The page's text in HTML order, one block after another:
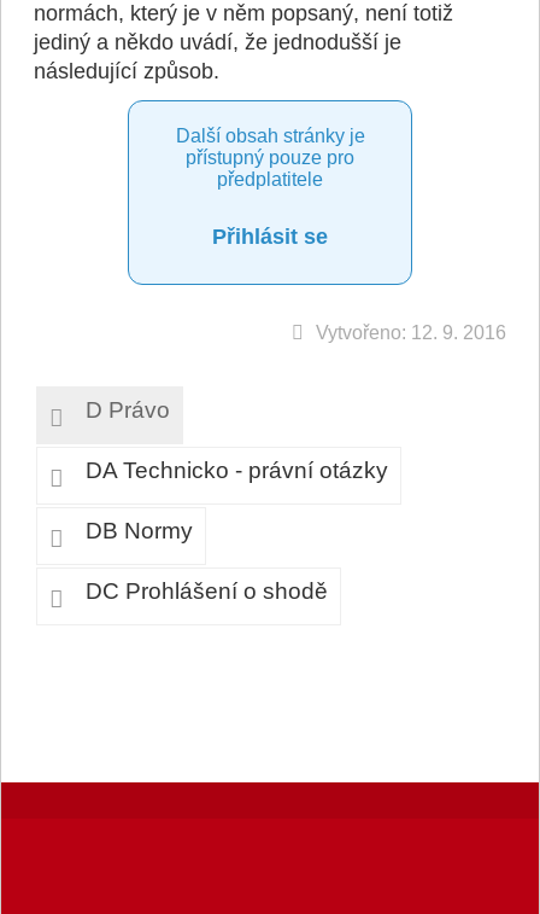
normách, který je v něm popsaný, není totiž
jediný a někdo uvádí, že jednodušší je
následující způsob.
Další obsah stránky je
přístupný pouze pro
předplatitele
Přihlásit se
Vytvořeno: 12. 9. 2016
D Právo
DA Technicko - právní otázky
DB Normy
DC Prohlášení o shodě